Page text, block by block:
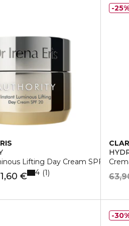
TIPI DI PELLE
Lifting Day Cream SPF 20
€ 4 1
25%